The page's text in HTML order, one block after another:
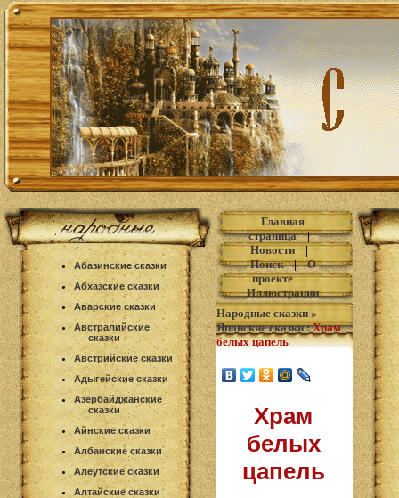
Абазинские сказки
Абхазские сказки
Аварские сказки
Австралийские
сказки
Австрийские сказки
Адыгейские сказки
Азербайджанские
сказки
Айнские сказки
Албанские сказки
Алеутские сказки
Алтайские сказки
Главная
страница|
Новости|
Поиск|О
проекте|
Иллюстрации
Народные сказки »
Японские сказки: Храм
белых цапель
Храм
белых
цапель